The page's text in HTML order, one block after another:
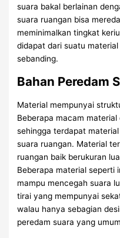
suara bakal berlainan
suara ruangan bisa
meminimalkan tingkat
didapat dari suatu
sebanding.
Bahan Peredam
Material mempunyai
Beberapa macam
sehingga terdapat
suara ruangan. Material
ruangan baik berukuran
Beberapa material seperti
mampu mencegah suara
tirai yang mempunyai
walau hanya sebagian
peredam suara yang